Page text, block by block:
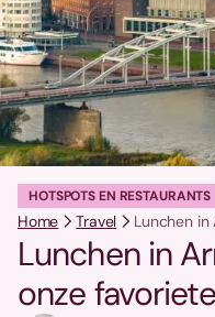
HOTSPOTS EN RESTAURANTS
Home Travel Lunchen in
Lunchen in
onze